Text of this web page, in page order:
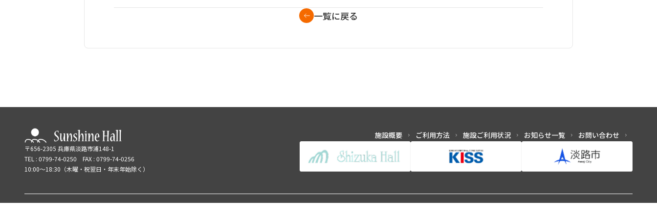
一覧に戻る
〒656-2305 兵庫県淡路市浦148-1
TEL : 0799-74-0250 FAX : 0799-74-0256
10:00〜18:30（木曜・祝翌日・年末年始除く）
施設概要 ご利用方法 施設ご利用状況 お知らせ一覧 お問い合わせ